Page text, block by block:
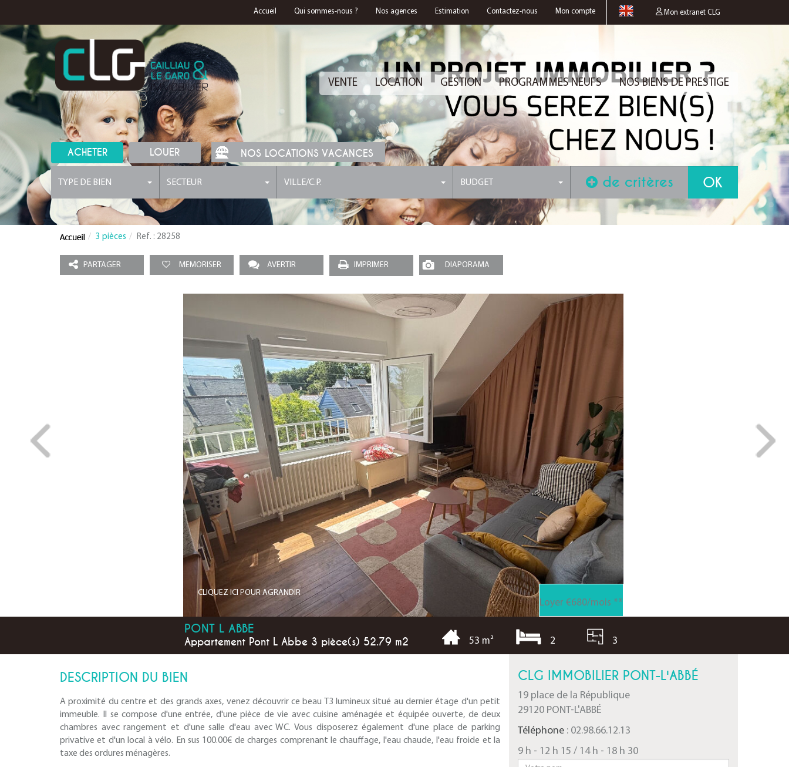
Mon extranet CLG
Accueil Qui sommes-nous ? Nos agences Estimation Contactez-nous Mon compte
VENTE LOCATION GESTION PROGRAMMES NEUFS NOS BIENS DE PRESTIGE
ACHETER LOUER NOS LOCATIONS VACANCES
TYPE DE BIEN SECTEUR VILLE/C.P. BUDGET de critères
3 pièces Ref. : 28258
PARTAGER MEMORISER AVERTIR IMPRIMER DIAPORAMA
CLIQUEZ ICI POUR AGRANDIR
Loyer €680/mois **
PONT L ABBE
Appartement Pont L Abbe 3 pièce(s) 52.79 m2 53 m² 2 3
DESCRIPTION DU BIEN
A proximité du centre et des grands axes, venez découvrir ce beau T3 lumineux situé au dernier étage d'un petit
immeuble. Il se compose d'une entrée, d'une pièce de vie avec cuisine aménagée et équipée ouverte, de deux
chambres avec rangement et d'une salle d'eau avec WC. Vous disposerez également d'une place de parking
privative et d'un local à vélo. En sus 100.00€ de charges comprenant le chauffage, l'eau chaude, l'eau froide et la
taxe des ordures ménagères.
CLG IMMOBILIER PONT-L'ABBÉ
19 place de la République
29120 PONT-L'ABBÉ
Téléphone : 02.98.66.12.13
9 h - 12 h 15 / 14 h - 18 h 30